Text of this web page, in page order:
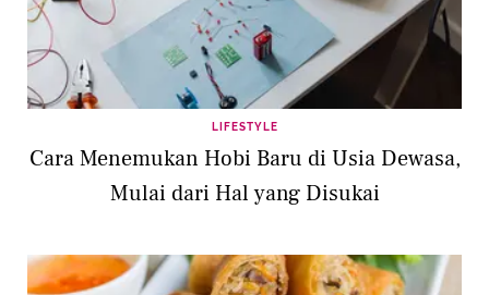
LIFESTYLE
Cara Menemukan Hobi Baru di Usia Dewasa,
Mulai dari Hal yang Disukai